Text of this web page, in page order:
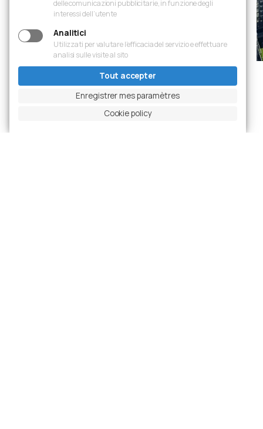
Diapositive précédente
Mettre en pause le carrousel
Diapositive suivante
Ingrandisci foto
delle comunicazioni pubblicitarie, in funzione degli
interessi dell’utente
Analitici
Utilizzati per valutare l’efficacia del servizio e effettuare
analisi sulle visite al sito
Tout accepter
Enregistrer mes paramètres
Cookie policy